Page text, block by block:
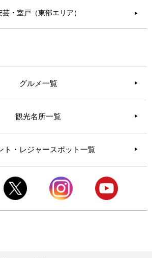
芸・室戸（東部エリア） ▶︎
グルメ一覧
観光名所一覧
ト・レジャースポット一覧